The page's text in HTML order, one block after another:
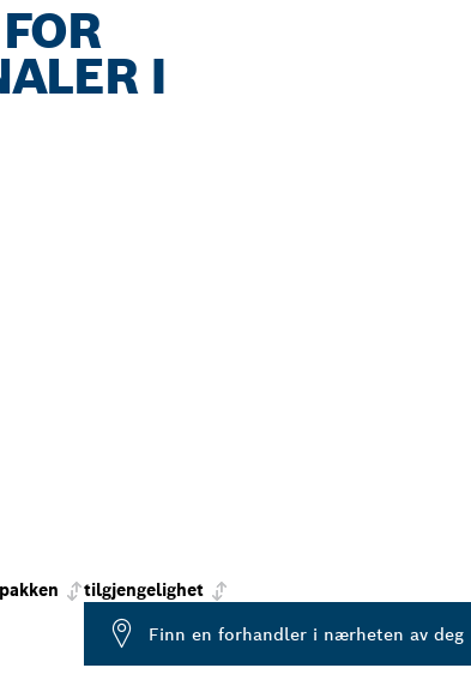
I
tilgjengelighet
Finn en forhandler i nærheten av deg